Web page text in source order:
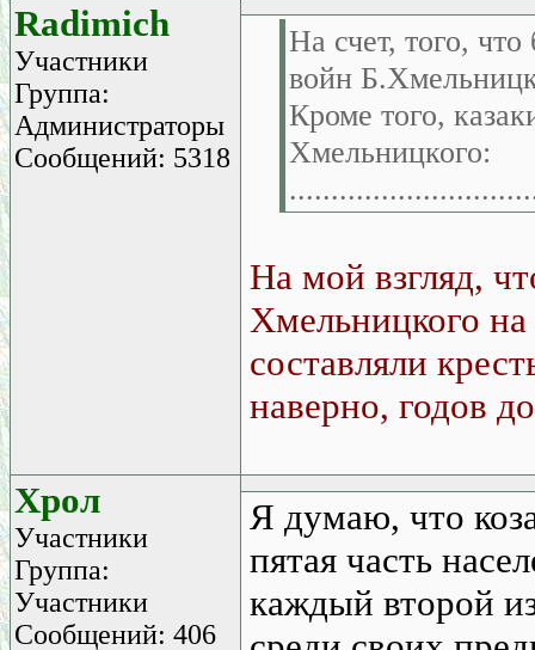
Radimich
Участники
Группа:
Администраторы
Сообщений: 5318
На счет, того,
войн
Кроме того,
Хмельницкого:
На мой взгляд,
Хмельницкого
составляли
наверно, годов
Хрол
Участники
Группа:
Участники
Сообщений: 406
Я думаю, что
пятая часть
каждый второй